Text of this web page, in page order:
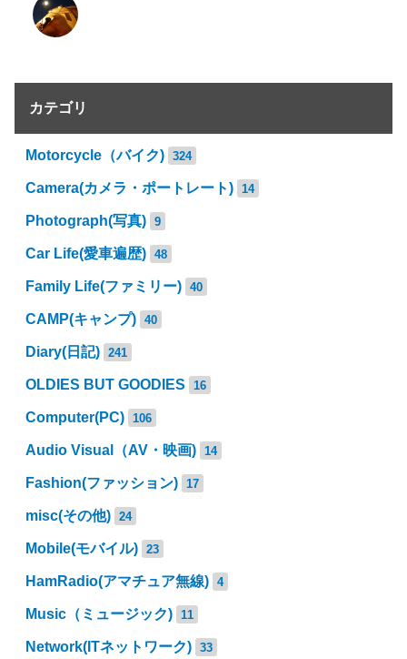
カテゴリ
Motorcycle（バイク) 324
Camera(カメラ・ポートレート) 14
Photograph(写真) 9
Car Life(愛車遍歴) 48
Family Life(ファミリー) 40
CAMP(キャンプ) 40
Diary(日記) 241
OLDIES BUT GOODIES 16
Computer(PC) 106
Audio Visual（AV・映画) 14
Fashion(ファッション) 17
misc(その他) 24
Mobile(モバイル) 23
HamRadio(アマチュア無線) 4
Music（ミュージック) 11
Network(ITネットワーク) 33